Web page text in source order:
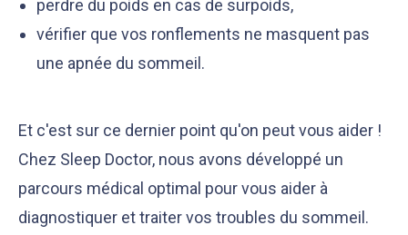
perdre du poids en cas de surpoids,
vérifier que vos ronflements ne masquent pas
une apnée du sommeil.
Et c'est sur ce dernier point qu'on peut vous aider !
Chez Sleep Doctor, nous avons développé un
parcours médical optimal pour vous aider à
diagnostiquer et traiter vos troubles du sommeil.